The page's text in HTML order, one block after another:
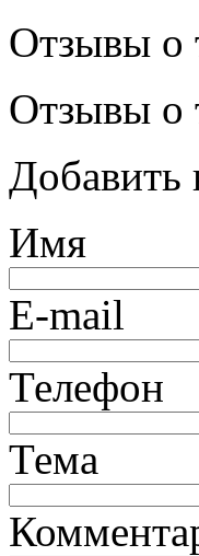
Отзывы о
Отзывы о
Добавить
Имя
E-mail
Телефон
Тема